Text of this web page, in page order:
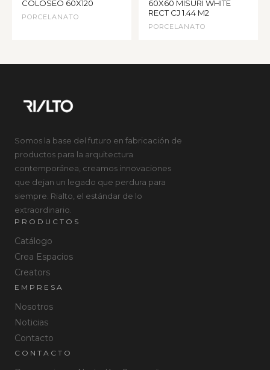
COLOSEO 60X120
PORCELANATO
60X60 MISURI WHITE
RECT CJ 1.44 M2
PORCELANATO
Somos la base del futuro en fabricación de
productos para la arquitectura
contemporánea, creamos innovaciones
que dejan un legado que perdura para
siempre. Rialto, el estándar de lo
extraordinario.
PRODUCTOS
Catálogo
Crea Espacios
Creators
EMPRESA
Nosotros
Noticias
Contacto
CONTACTO